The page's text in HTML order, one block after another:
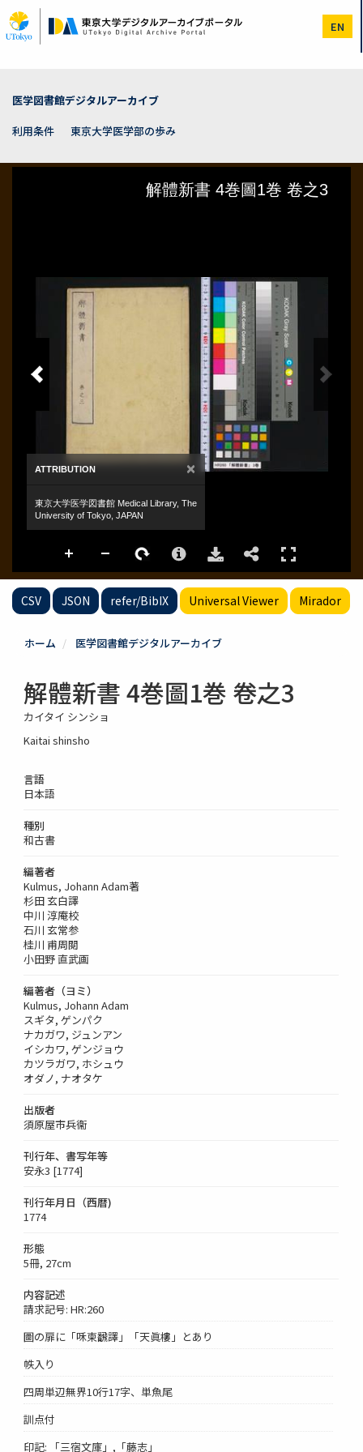
イ
ン
EN
医学図書館デジタルアーカイブ
利用条件
東京大学医学部の歩み
CSV JSON refer/BibIX Universal Viewer Mirador
ホーム 医学図書館デジタルアーカイブ
解體新書 4巻圖1巻 卷之3
カイタイ シンショ
Kaitai shinsho
言語
日本語
種別
和古書
編著者
Kulmus, Johann Adam著
杉田 玄白譯
中川 淳庵校
石川 玄常参
桂川 甫周閲
小田野 直武画
編著者（ヨミ）
Kulmus, Johann Adam
スギタ, ゲンパク
ナカガワ, ジュンアン
イシカワ, ゲンジョウ
カツラガワ, ホシュウ
オダノ, ナオタケ
出版者
須原屋市兵衞
刊行年、書写年等
安永3 [1774]
刊行年月日（西暦)
1774
形態
5冊, 27cm
内容記述
請求記号: HR:260
圖の扉に「咊柬飜譯」「天眞樓」とあり
帙入り
四周単辺無界10行17字、単魚尾
訓点付
印記: 「三宿文庫」,「藤志」